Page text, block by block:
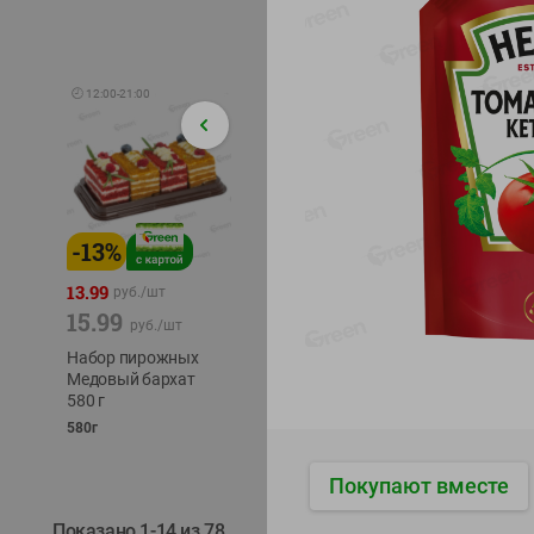
🕘 12:00-21:00
-13%
13.99 руб./шт
15.99 руб./шт
Набор пирожных
Медовый бархат
580 г
580г
-24%
ТОФУ
Покупают вместе